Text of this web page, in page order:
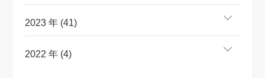
2023 年 (41)
2022 年 (4)